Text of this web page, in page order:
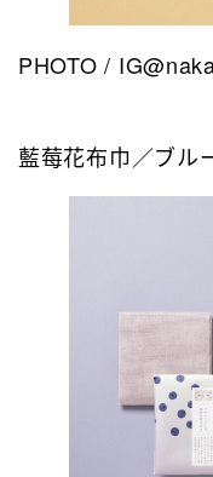
PHOTO /
藍莓花布巾／ブル